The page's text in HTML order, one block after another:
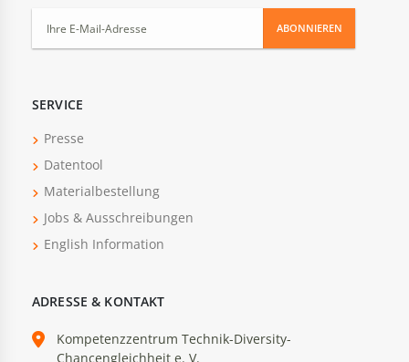
ABONNIEREN
SERVICE
Presse
Datentool
Materialbestellung
Jobs & Ausschreibungen
English Information
ADRESSE & KONTAKT
Kompetenzzentrum Technik-Diversity-
Chancengleichheit e. V.